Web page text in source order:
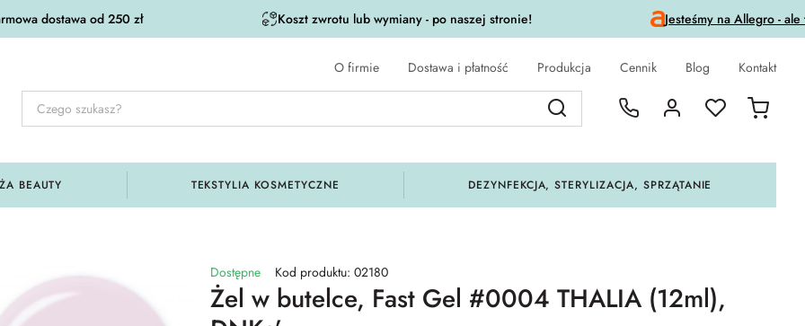
dostawa od 250 zł Koszt zwrotu lub wymiany - po naszej stronie! Jesteśmy na Allegro -
O firmie Dostawa i płatność Produkcja Cennik Blog Kontakt
BEAUTY TEKSTYLIA KOSMETYCZNE DEZYNFEKCJA, STERYLIZACJA, SPRZĄTANIE
Dostępne Kod produktu: 02180
Żel w butelce, Fast Gel #0004 THALIA (12ml),